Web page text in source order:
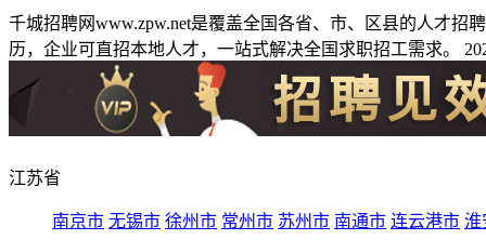
千城招聘网www.zpw.net是覆盖全国各省、市、区县的人才
历，企业可直招本地人才，一站式解决全国求职招工需求。
江苏省
南京市 无锡市 徐州市 常州市 苏州市 南通市 连云港市 淮